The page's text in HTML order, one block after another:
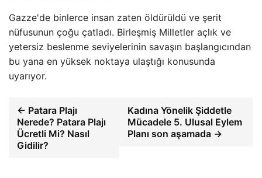
Gazze'de binlerce insan zaten öldürüldü ve şerit
nüfusunun çoğu çatladı. Birleşmiş Milletler açlık ve
yetersiz beslenme seviyelerinin savaşın başlangıcından
bu yana en yüksek noktaya ulaştığı konusunda
uyarıyor.
← Patara Plajı
Nerede? Patara Plajı
Ücretli Mi? Nasıl
Gidilir?
Kadına Yönelik Şiddetle
Mücadele 5. Ulusal Eylem
Planı son aşamada →